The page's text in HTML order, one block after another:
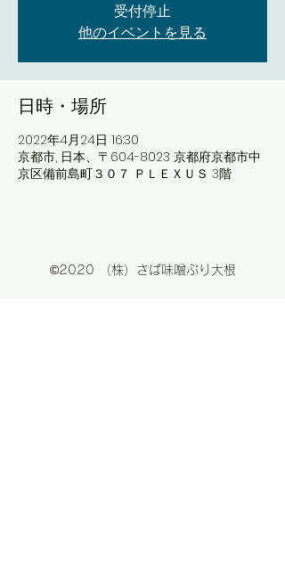
受付停止
他のイベントを見る
日時・場所
2022年4月24日 16:30
京都市, 日本、〒604-8023 京都府京都市中
京区備前島町３０７ ＰＬＥＸＵＳ 3階
©2020 （株）さば味噌ぶり大根